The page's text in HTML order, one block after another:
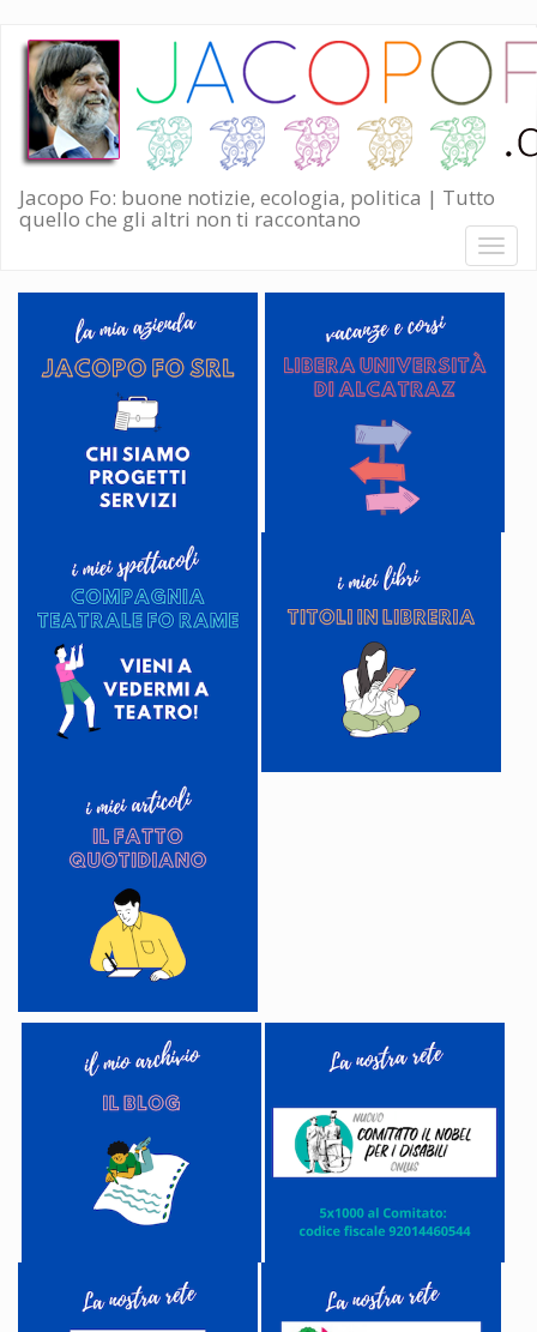
Salta
contenuto
principale
Jacopo Fo: buone notizie, ecologia, politica | Tutto
quello che gli altri non ti raccontano
Toggle